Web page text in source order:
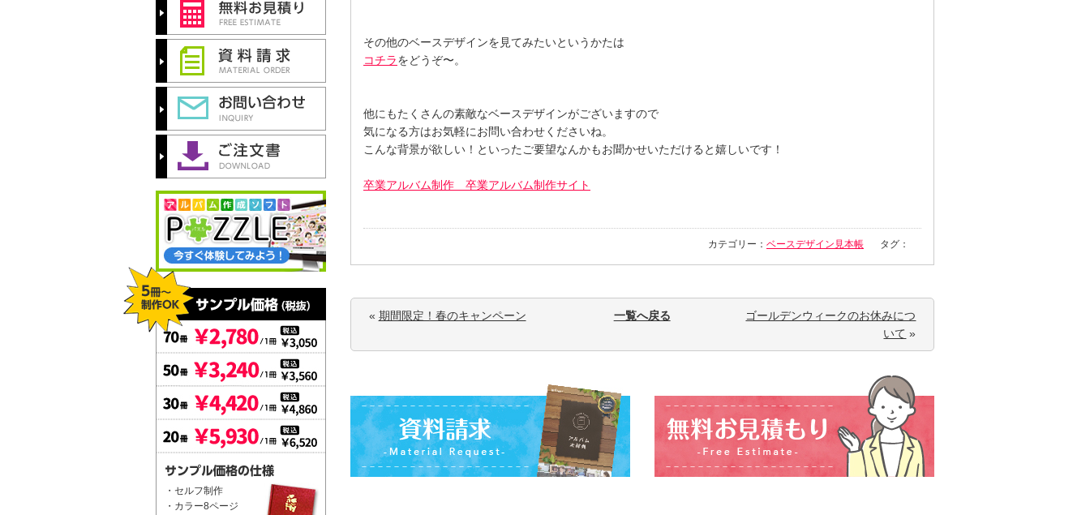
その他のベースデザインを見てみたいというかたは
コチラをどうぞ〜。
他にもたくさんの素敵なベースデザインがございますので
気になる方はお気軽にお問い合わせくださいね。
こんな背景が欲しい！といったご要望なんかもお聞かせいただけると嬉しいです！
卒業アルバム制作 卒業アルバム制作サイト
タグ：
カテゴリー： ベースデザイン見本帳
一覧へ戻る
« 期間限定！春のキャンペーン
ゴールデンウィークのお休みにつ
いて »
・セルフ制作
・カラー8ページ